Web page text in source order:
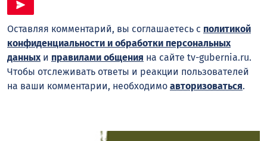
Оставляя комментарий, вы соглашаетесь с политикой
конфиденциальности и обработки персональных
данныхи правилами общения на сайте tv-gubernia.ru.
Чтобы отслеживать ответы и реакции пользователей
на ваши комментарии, необходимо авторизоваться.